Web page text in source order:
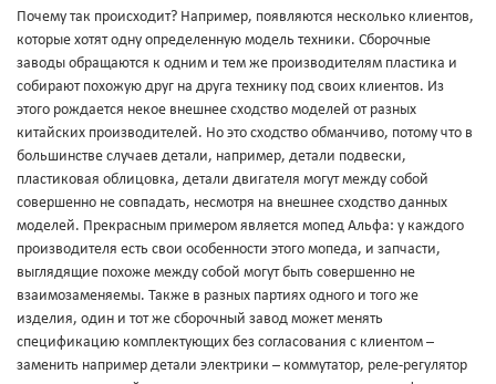
Почему так происходит? Например, появляются несколько клиентов,
которые хотят одну определенную модель техники. Сборочные
заводы обращаются к одним и тем же производителям пластика и
собирают похожую друг на друга технику под своих клиентов. Из
этого рождается некое внешнее сходство моделей от разных
китайских производителей. Но это сходство обманчиво, потому что в
большинстве случаев детали, например, детали подвески,
пластиковая облицовка, детали двигателя могут между собой
совершенно не совпадать, несмотря на внешнее сходство данных
моделей. Прекрасным примером является мопед Альфа: у каждого
производителя есть свои особенности этого мопеда, и запчасти,
выглядящие похоже между собой могут быть совершенно не
взаимозаменяемы. Также в разных партиях одного и того же
изделия, один и тот же сборочный завод может менять
спецификацию комплектующих без согласования с клиентом –
заменить например детали электрики – коммутатор, реле-регулятор